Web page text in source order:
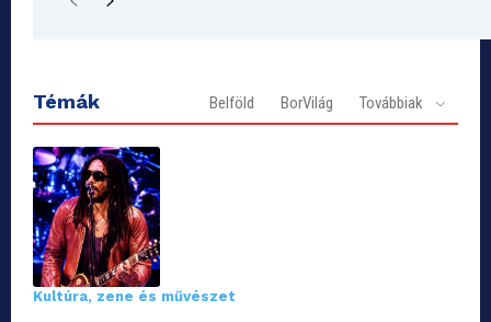
Témák Belföld BorVilág Továbbiak
Kultúra, zene és művészet